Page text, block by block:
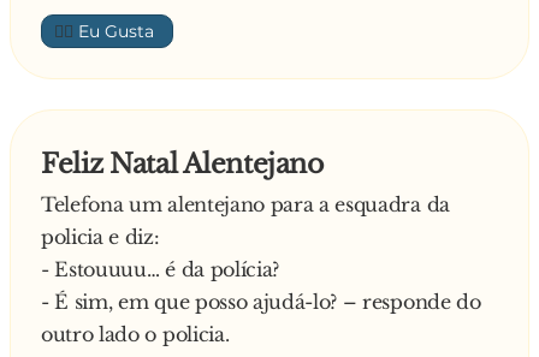
braguilha, puxo o cordel e faço o servicinho
Nunca chego a tocar com a mãos só a pensar na
higiene!
Espantado com a máxima higiene mantida pelo
- Então e depois como é que mete isso para
dentro?
E diz o alentejano:
- Ahh isso é com a tenaz dos bolos…
👍🏼
Feliz Natal Alentejano
Telefona um alentejano para a esquadra da
policia e diz:
- Estouuuu… é da polícia?
- É sim, em que posso ajudá-lo? – responde do
outro lado o policia.